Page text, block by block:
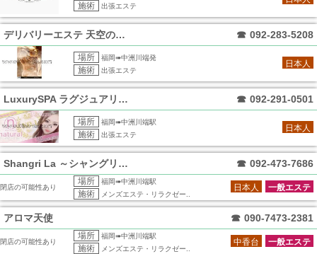
施術 出張エステ
デリバリーエステ 天空のマット ☎ 092-283-5208
場所 福岡➠中洲川端発
施術 出張エステ
日本人
LuxurySPA ラグジュアリースパ ☎ 092-291-0501
場所 福岡➠中洲川端駅
施術 出張エステ
日本人
Shangri La ～シャングリラ～ ☎ 092-473-7686
閉店の可能性あり
場所 福岡➠中洲川端駅
施術 メンズエステ・リラクゼー..
一般エステ
日本人
アロマ天使 ☎ 090-7473-2381
閉店の可能性あり
場所 福岡➠中洲川端駅
施術 メンズエステ・リラクゼー..
一般エステ
中香台